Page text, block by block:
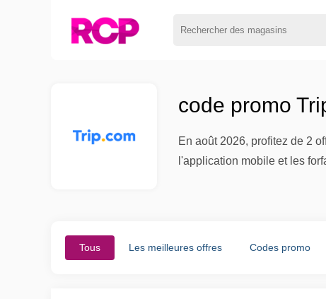
code promo
En août 2026, profitez de 2
l'application mobile et les
Tous Les meilleures offres Codes promo